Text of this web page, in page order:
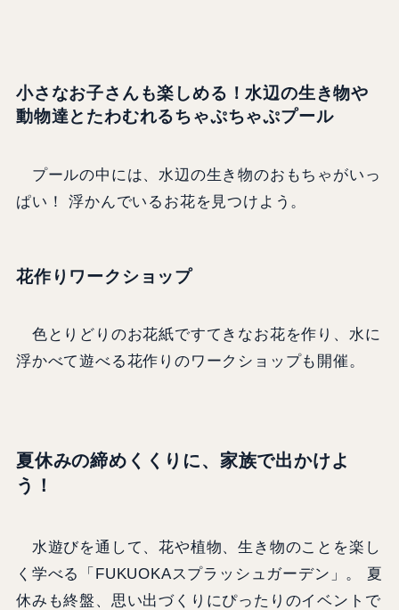
小さなお子さんも楽しめる！水辺の生き物や
動物達とたわむれるちゃぷちゃぷプール
プールの中には、水辺の生き物のおもちゃがいっ
ぱい！ 浮かんでいるお花を見つけよう。
花作りワークショップ
色とりどりのお花紙ですてきなお花を作り、水に
浮かべて遊べる花作りのワークショップも開催。
夏休みの締めくくりに、家族で出かけよ
う！
水遊びを通して、花や植物、生き物のことを楽し
く学べる「FUKUOKAスプラッシュガーデン」。 夏
休みも終盤、思い出づくりにぴったりのイベントで